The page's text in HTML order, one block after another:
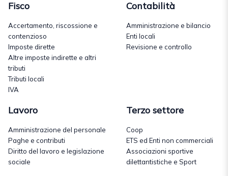
Fisco
Accertamento, riscossione e
contenzioso
Imposte dirette
Altre imposte indirette e altri
tributi
Tributi locali
IVA
Contabilità
Amministrazione e bilancio
Enti locali
Revisione e controllo
Lavoro
Amministrazione del personale
Paghe e contributi
Diritto del lavoro e legislazione
sociale
Terzo settore
Coop
ETS ed Enti non commerciali
Associazioni sportive
dilettantistiche e Sport